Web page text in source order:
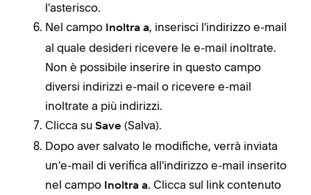
l'asterisco.
Nel campo
Inoltra a, inserisci l'indirizzo e-mail
al quale desideri ricevere le e-mail inoltrate.
Non è possibile inserire in questo campo
diversi indirizzi e-mail o ricevere e-mail
inoltrate a più indirizzi.
Clicca su Save (Salva).
Dopo aver salvato le modifiche, verrà inviata
un'e-mail di verifica all'indirizzo e-mail inserito
nel campo
Inoltra a. Clicca sul link contenuto